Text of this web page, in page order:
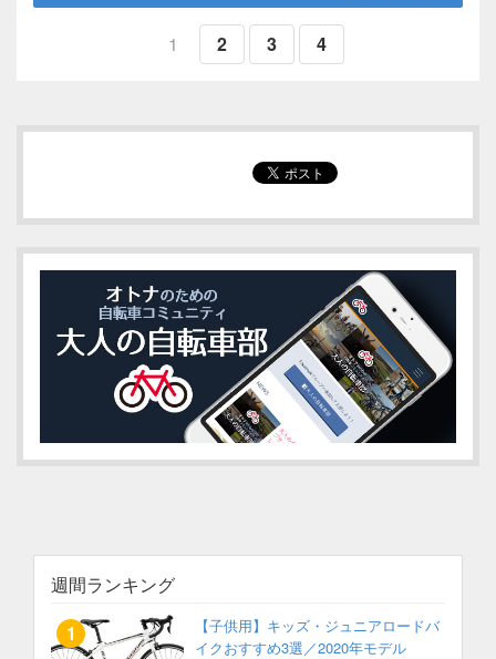
1 2 3 4
週間ランキング
【子供用】キッズ・ジュニアロードバ
イクおすすめ3選／2020年モデル